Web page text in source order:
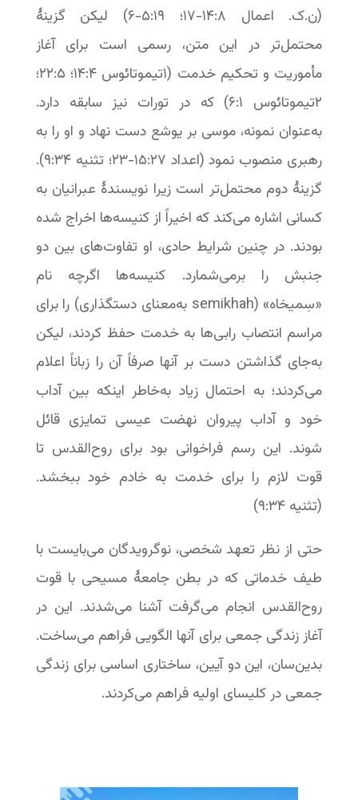
(ن.ک. اعمال ۸:‏‏۱۴-‏۱۷؛ ۱۹:‏۵-‏۶) لیکن گزینۀ
محتمل‌تر در این متن، رسمی است برای آغاز
مأموریت و تحکیم خدمت (۱تیموتائوس ۴:‏۱۴؛ ۵:‏۲۲؛
۲تیموتائوس ۱:‏۶) که در تورات نیز سابقه دارد.
به‌عنوان نمونه، موسی بر یوشع دست نهاد و او را به
رهبری منصوب نمود (اعداد ۲۷:‏۱۵-‏۲۳؛ تثنیه ۳۴:‏۹).
گزینۀ دوم محتمل‌تر است زیرا نویسندۀ عبرانیان به
کسانی اشاره می‌کند که اخیراً از کنیسه‌ها اخراج شده
بودند. در چنین شرایط حادی، او تفاوت‌های بین دو
جنبش را برمی‌شمارد. کنیسه‌ها اگرچه نام
«سِمیخاه» (semikhah به‌معنای دستگذاری) را برای
مراسم انتصاب رابی‌ها به خدمت حفظ کردند، لیکن
به‌جای گذاشتن دست بر آنها صرفاً آن را زباناً اعلام
می‌کردند؛ به احتمال زیاد به‌خاطر اینکه بین آداب
خود و آداب پیروان نهضت عیسی تمایزی قائل
شوند. این رسم فراخوانی بود برای روح‌القدس تا
قوت لازم را برای خدمت به خادم خود ببخشد.
(تثنیه ۳۴:‏۹)
حتی از نظر تعهد شخصی، نوگرویدگان می‌بایست با
طیف خدماتی که در بطن جامعۀ مسیحی با قوت
روح‌القدس انجام می‌گرفت آشنا می‌شدند. این در
آغاز زندگی جمعی برای آنها الگویی فراهم می‌ساخت.
بدین‌سان، این دو آیین، ساختاری اساسی برای زندگی
جمعی در کلیسای اولیه فراهم می‌کردند.